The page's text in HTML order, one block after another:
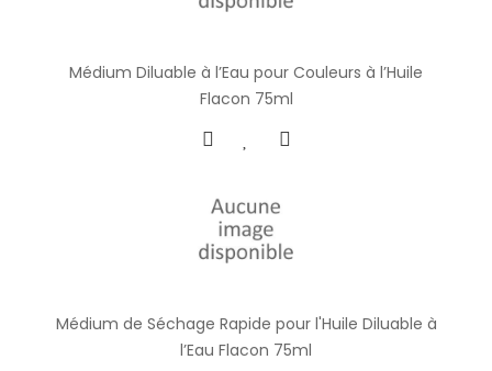
Médium Diluable à l’Eau pour Couleurs à l’Huile
Flacon 75ml
Médium de Séchage Rapide pour l'Huile Diluable à
l’Eau Flacon 75ml